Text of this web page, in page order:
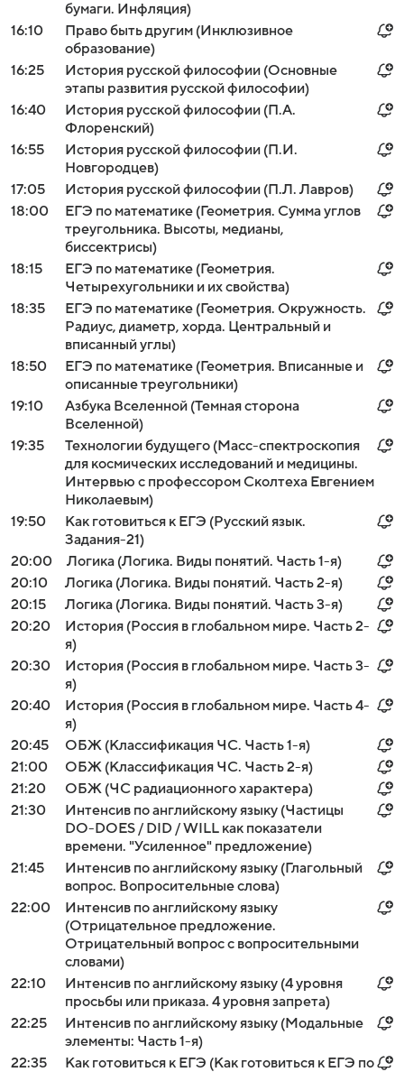
бумаги. Инфляция)
16:10
Право быть другим (Инклюзивное
образование)
16:25
История русской философии (Основные
этапы развития русской философии)
16:40
История русской философии (П.А.
Флоренский)
16:55
История русской философии (П.И.
Новгородцев)
17:05
История русской философии (П.Л. Лавров)
18:00
ЕГЭ по математике (Геометрия. Сумма углов
треугольника. Высоты, медианы,
биссектрисы)
18:15
ЕГЭ по математике (Геометрия.
Четырехугольники и их свойства)
18:35
ЕГЭ по математике (Геометрия. Окружность.
Радиус, диаметр, хорда. Центральный и
вписанный углы)
18:50
ЕГЭ по математике (Геометрия. Вписанные и
описанные треугольники)
19:10
Азбука Вселенной (Темная сторона
Вселенной)
19:35
Технологии будущего (Масс-спектроскопия
для космических исследований и медицины.
Интервью с профессором Сколтеха Евгением
Николаевым)
19:50
Как готовиться к ЕГЭ (Русский язык.
Задания-21)
20:00
Логика (Логика. Виды понятий. Часть 1-я)
20:10
Логика (Логика. Виды понятий. Часть 2-я)
20:15
Логика (Логика. Виды понятий. Часть 3-я)
20:20
История (Россия в глобальном мире. Часть 2-
я)
20:30
История (Россия в глобальном мире. Часть 3-
я)
20:40
История (Россия в глобальном мире. Часть 4-
я)
20:45
ОБЖ (Классификация ЧС. Часть 1-я)
21:00
ОБЖ (Классификация ЧС. Часть 2-я)
21:20
ОБЖ (ЧС радиационного характера)
21:30
Интенсив по английскому языку (Частицы
DO-DOES / DID / WILL как показатели
времени. "Усиленное" предложение)
21:45
Интенсив по английскому языку (Глагольный
вопрос. Вопросительные слова)
22:00
Интенсив по английскому языку
(Отрицательное предложение.
Отрицательный вопрос с вопросительными
словами)
22:10
Интенсив по английскому языку (4 уровня
просьбы или приказа. 4 уровня запрета)
22:25
Интенсив по английскому языку (Модальные
элементы: Часть 1-я)
22:35
Как готовиться к ЕГЭ (Как готовиться к ЕГЭ по